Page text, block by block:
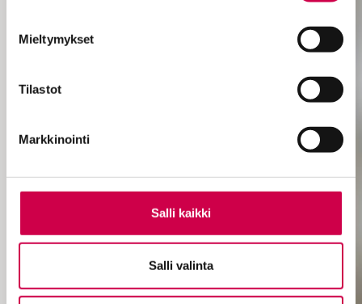
Mieltymykset
Tilastot
Markkinointi
Salli kaikki
Salli valinta